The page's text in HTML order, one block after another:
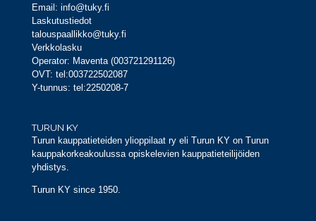
Email: info@tuky.fi
Laskutustiedot
talouspaallikko@tuky.fi
Verkkolasku
Operator: Maventa (003721291126)
OVT: tel:003722502087
Y-tunnus: tel:2250208-7
TURUN KY
Turun kauppatieteiden ylioppilaat ry eli Turun KY on Turun
kauppakorkeakoulussa opiskelevien kauppatieteilijöiden
yhdistys.
Turun KY since 1950.